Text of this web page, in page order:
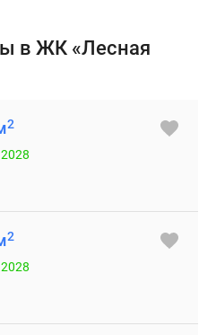
в ЖК «Лесная
2
2